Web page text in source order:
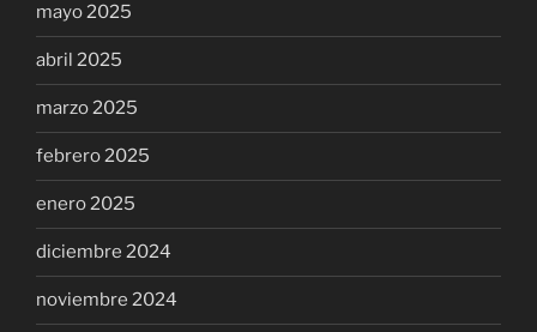
mayo 2025
abril 2025
marzo 2025
febrero 2025
enero 2025
diciembre 2024
noviembre 2024